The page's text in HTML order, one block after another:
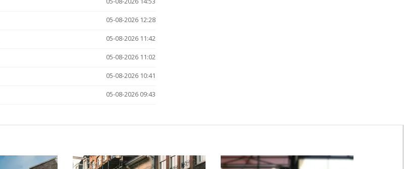
05-08-2026 12:28
05-08-2026 11:42
05-08-2026 11:02
05-08-2026 10:41
05-08-2026 09:43